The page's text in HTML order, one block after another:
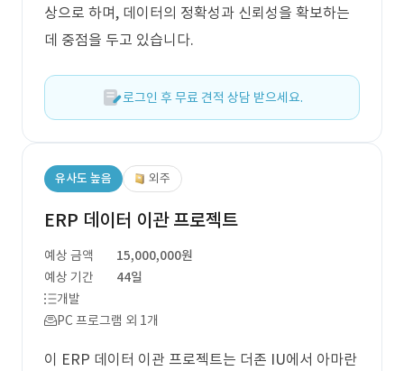
상으로 하며, 데이터의 정확성과 신뢰성을 확보하는
데 중점을 두고 있습니다.
로그인 후 무료 견적 상담 받으세요.
유사도 높음 외주
ERP 데이터 이관 프로젝트
예상 금액
15,000,000원
예상 기간
44일
개발
PC 프로그램 외 1개
이 ERP 데이터 이관 프로젝트는 더존 IU에서 아마란